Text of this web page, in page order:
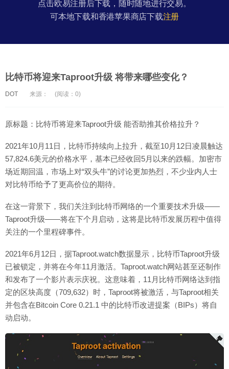
点击欧易注册后下载，随时随地进行交易。
可本地下载和香港苹果商店下载注册
比特币将迎来Taproot升级 将带来哪些变化？
DOT 来源： (阅读：0)
原标题：比特币将迎来Taproot升级 能否助推其价格拉升？
2021年10月11日，比特币持续向上拉升，截至10月12日凌晨触达
57,824.6美元的价格水平，基本已经收回5月以来的跌幅。加密市
场近期回温，市场上对“双头牛”的讨论更加热烈，不少业内人士
对比特币给予了更高价位的期待。
在这一背景下，我们关注到比特币网络的一个重要技术升级——
Taproot升级——将在下个月启动，这将是比特币发展历程中值得
关注的一个里程碑事件。
2021年6月12日，据Taproot.watch数据显示，比特币Taproot升级
已被锁定，并将在今年11月激活。Taproot.watch网站甚至还制作
和发布了一个影片表示庆祝。这意味着，11月比特币网络达到指
定的区块高度（709,632）时，Taproot将被激活，与Taproot相关
并包含在Bitcoin Core 0.21.1 中的比特币改进提案（BIPs）将自
动启动。